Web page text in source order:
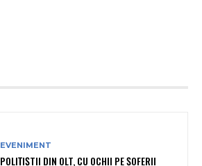
EVENIMENT
POLIȚIȘTII DIN OLT, CU OCHII PE ȘOFERII